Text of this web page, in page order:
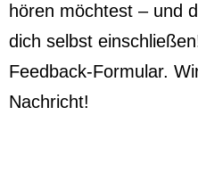
hören möchtest – und
dich selbst
Feedback-Formular.
Nachricht!